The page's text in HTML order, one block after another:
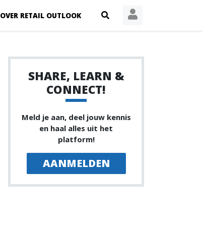
OVER RETAIL OUTLOOK
SHARE, LEARN &
CONNECT!
Meld je aan, deel jouw kennis
en haal alles uit het
platform!
AANMELDEN